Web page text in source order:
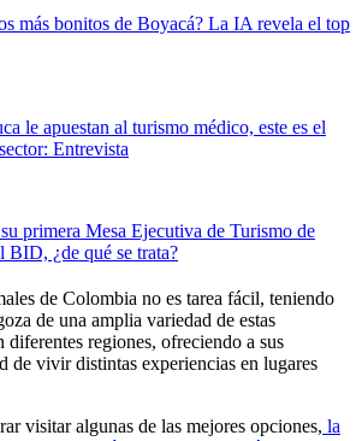
más bonitos de Boyacá? La IA revela el top
le apuestan al turismo médico, este es el
Entrevista
primera Mesa Ejecutiva de Turismo de
BID, ¿de qué se trata?
de Colombia no es tarea fácil, teniendo
de una amplia variedad de estas
diferentes regiones, ofreciendo a sus
de vivir distintas experiencias en lugares
visitar algunas de las mejores opciones, la